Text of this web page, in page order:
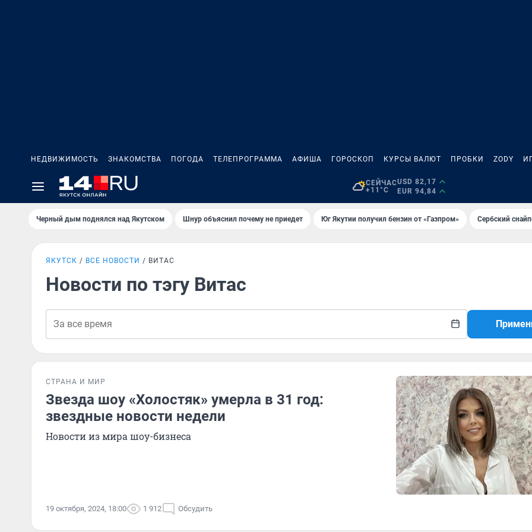
НЕДВИЖИМОСТЬ ЗНАКОМСТВА ПОГОДА ТЕЛЕПРОГРАММА АФИША ГОРОСКОП КУРСЫ ВАЛЮТ ПРОБКИ ZODY
СЕЙЧАС
+11°C
USD 82,17
EUR 94,84
Черный дым поднялся над Якутском Шнур объяснил почему не приедет Юг Якутии получил бензин от «Газпром» Сербский
ЯКУТСК ВСЕ НОВОСТИ ВИТАС
Новости по тэгу Витас
СТРАНА И МИР
Звезда шоу «Холостяк» умерла в 31 год:
звездные новости недели
Новости из мира шоу-бизнеса
19 октября, 2024, 18:00 1 912 Обсудить